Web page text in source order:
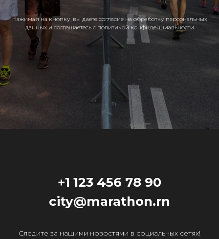
Нажимая на кнопку, вы даете согласие на обработку персональных
данных и соглашаетесь c политикой конфиденциальности
+1 123 456 78 90
city@marathon.rn
Следите за нашими новостями в социальных сетях!